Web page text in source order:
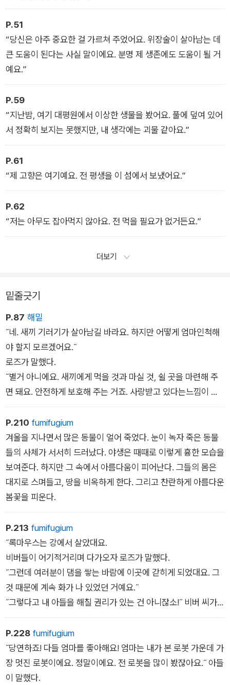
터 브라운은 로봇 시대를 맞이하며 한 번쯤 생각해볼 문제를 아이
들의 눈높이에 맞춰 감동적인 서사로 녹여낸다. 광활한 자연 속에
서 인간과 로봇이 공존하는 미래의 모습을 이보다 따뜻하게 그려
낼 수 있을까?
그리고 피터 브라운만의 독특한 그림은 <와일드 로봇> 독자들
에게 멋진 상상을 선사한다. 블랙 앤 화이트로 농도를 조절하면서
그린 그림은, 단순하면서도 세심함이 함께 어우러져 그 어떤 화려
한 일러스트보다 아름답다. 작가는 숲속 풍경과 야생 동물, 그리
키고, 환상적인 야생의 섬에 빠져들게 만든다.
P.51
“당신은 아주 중요한 걸 가르쳐 주었어요. 위장술이 살아남는 데
큰 도움이 된다는 사실 말이에요. 분명 제 생존에도 도움이 될 거
예요.”
P.59
“지난밤, 여기 대평원에서 이상한 생물을 봤어요. 풀에 덮여 있어
서 정확히 보지는 못했지만, 내 생각에는 괴물 같아요.”
P.61
“제 고향은 여기예요. 전 평생을 이 섬에서 보냈어요.”
P.62
“저는 아무도 잡아먹지 않아요. 전 먹을 필요가 없거든요.”
더보기
밑줄긋기
P.87 해밀
˝네. 새끼 기러기가 살아남길 바라요. 하지만 어떻게 엄마인척해
야 할지 모르겠어요.˝
로즈가 말했다.
˝별거 아니에요. 새끼에게 먹을 것과 마실 것, 쉴 곳을 마련해 주
면 돼요. 안전하게 보호해 주는 거죠. 사랑받고 있다는느낌이 들
게 하되, 지나친 응석은 받아 주면 안 돼요. 걷고, 말하고, 헤엄치
고, 날고, 다른 기러기들과 어울리고, 스스로를돌보도록 가르치
면 그게 바로 엄마인 거죠.˝
로즈는 그저 새끼 기러기를 내려다보았다.
˝엄마! 엄마!˝
P.210 fumifugium
겨울을 지나면서 많은 동물이 얼어 죽었다. 눈이 녹자 죽은 동물
들의 사체가 서서히 드러났다. 야생은 때때로 이렇게 흉한 모습을
보여준다. 하지만 그 속에서 아름다움이 피어난다. 그들의 몸은
대지로 스며들고, 땅을 비옥하게 한다. 그리고 찬란하게 아름다운
봄꽃을 피운다.
P.213 fumifugium
˝록마우스는 강에서 살았대요.
비버들이 어기적거리며 다가오자 로즈가 말했다.
˝그런데 여러분이 댐을 쌓는 바람에 이곳에 갇히게 되었대요. 그
것 때문에 계속 화가 나 있었던 거예요.˝
˝그렇다고 내 아들을 해칠 권리가 있는 건 아니잖소!˝ 비버 씨가
소리쳤다.
˝당연하죠!˝ 비버 부인이 소리쳤다.
˝저라도 기분 나빴을 거예요. 집에서 멀리 떨어지는 건 정말 싫잖
아요. 록마우스 씨, 왜 진작 말씀하시지 않았어요?˝ 패들러가 부
드러운 목소리로 말했다.
P.228 fumifugium
˝당연하죠! 다들 엄마를 좋아해요! 엄마는 내가 본 로봇 가운데 가
장 멋진 로봇이에요. 정말이에요. 전 로봇을 많이 봤잖아요.˝ 아들
이 말했다.